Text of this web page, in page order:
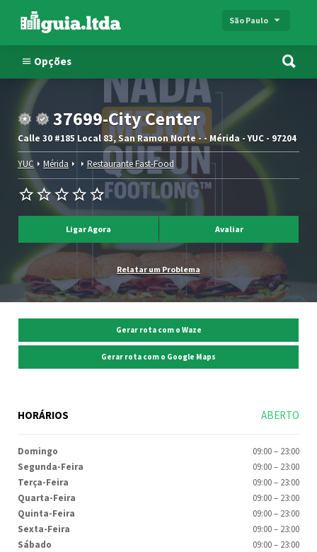
São Paulo
Opções
37699-City Center
Calle 30 #185 Local 83, San Ramon Norte - - Mérida - YUC - 97204
YUC Mérida Restaurante Fast-Food
Ligar Agora Avaliar
Relatar um Problema
Gerar rota com o Waze
Gerar rota com o Google Maps
HORÁRIOS ABERTO
Domingo 09:00– 23:00
Segunda-Feira
09:00– 23:00
Terça-Feira
09:00– 23:00
Quarta-Feira
09:00– 23:00
Quinta-Feira
09:00– 23:00
Sexta-Feira
09:00– 23:00
Sábado
09:00– 23:00